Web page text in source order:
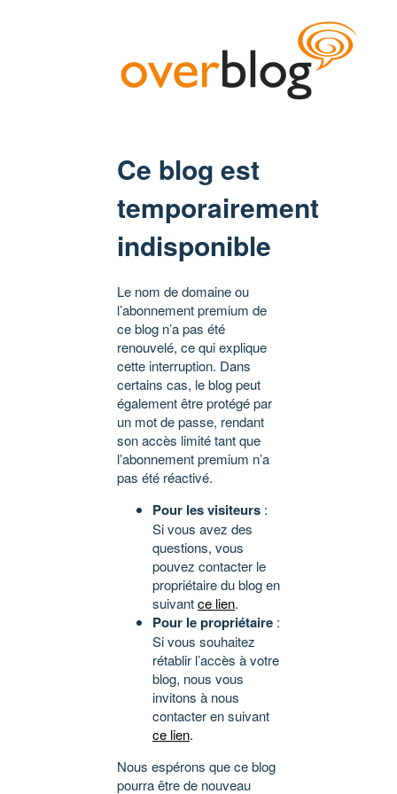
Ce blog est
temporairement
indisponible
Le nom de domaine ou
l’abonnement premium de
ce blog n’a pas été
renouvelé, ce qui explique
cette interruption. Dans
certains cas, le blog peut
également être protégé par
un mot de passe, rendant
son accès limité tant que
l’abonnement premium n’a
pas été réactivé.
Pour les visiteurs :
Si vous avez des
questions, vous
pouvez contacter le
propriétaire du blog en
suivantce lien.
Pour le propriétaire :
Si vous souhaitez
rétablir l’accès à votre
blog, nous vous
invitons à nous
contacter en suivant
ce lien.
Nous espérons que ce blog
pourra être de nouveau